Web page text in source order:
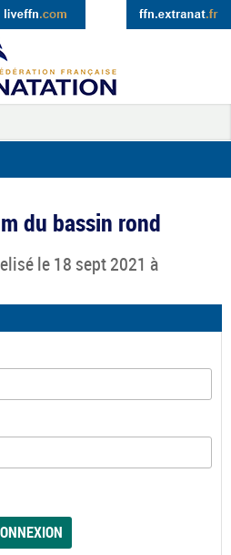
du bassin rond
le 18 sept 2021 à